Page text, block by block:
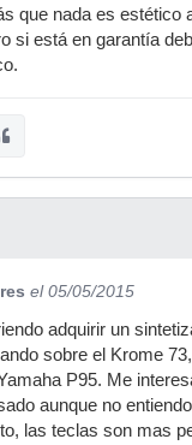
que nada es estético
si está en garantía
el 05/05/2015
adquirir un
sobre el Krome
P95. Me
aunque no
las teclas son mas